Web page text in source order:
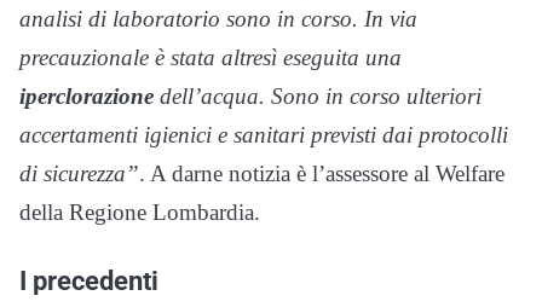
analisi di laboratorio sono in corso. In via
precauzionale è stata altresì eseguita una
iperclorazione dell’acqua. Sono in corso ulteriori
accertamenti igienici e sanitari previsti dai protocolli
di sicurezza”. A darne notizia è l’assessore al Welfare
della Regione Lombardia.
I precedenti